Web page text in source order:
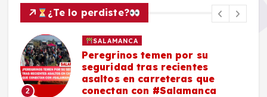
¿Te lo perdiste?
2
SALAMANCA
Peregrinos temen por su
seguridad tras recientes
asaltos en carreteras que
conectan con #Salamanca